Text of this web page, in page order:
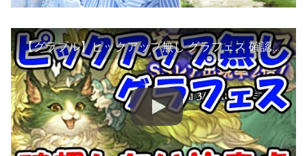
【グラブル】ピックアップ無し グラフェス 確認しておきたい注意点 （グランデフェス）（ガチャ）（天井）「グランブルーファンタジー」